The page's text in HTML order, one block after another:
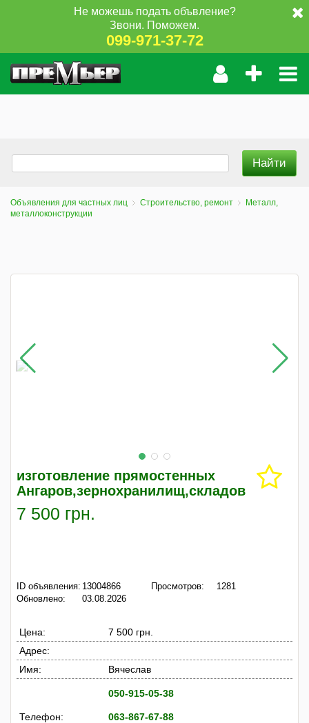
Не можешь подать объвление?
Звони. Поможем.
099-971-37-72
Объявления для частных лиц Строительство, ремонт
Металл,
металлоконструкции
изготовление прямостенных
Ангаров,зернохранилищ,складов
7 500 грн.
ID объявления: 13004866
Обновлено:
03.08.2026
Просмотров: 1281
Цена:
7 500 грн.
Адрес:
Имя:
Вячеслав
Телефон:
050-915-05-38
063-867-67-88